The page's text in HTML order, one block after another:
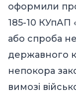
оформили
185-10 КУпАП
або спроба
державного
непокора
вимозі